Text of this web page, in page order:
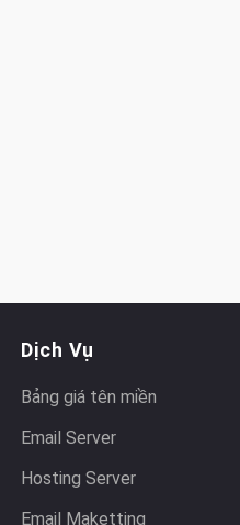
Dịch Vụ
Bảng giá tên miền
Email Server
Hosting Server
Email Maketting